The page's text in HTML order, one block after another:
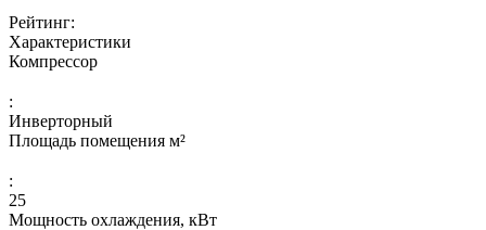
Рейтинг:
Характеристики
Компрессор
:
Инверторный
Площадь помещения м²
:
25
Мощность охлаждения, кВт